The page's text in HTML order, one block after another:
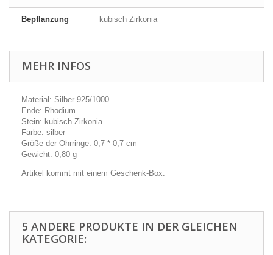
Bepflanzung kubisch Zirkonia
MEHR INFOS
Material: Silber 925/1000
Ende: Rhodium
Stein: kubisch Zirkonia
Farbe: silber
Größe der Ohrringe: 0,7 * 0,7 cm
Gewicht: 0,80 g
Artikel kommt mit einem Geschenk-Box.
5 ANDERE PRODUKTE IN DER GLEICHEN
KATEGORIE: